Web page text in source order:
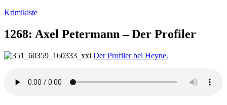
Zum
springen
Krimikiste
1268: Axel Petermann – Der Profiler
Der Profiler bei Heyne.